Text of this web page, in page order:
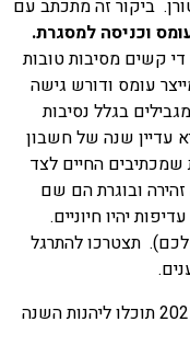
ביקור זה מתכתב עם
וכניסה למסגרת.
די קשים מסיבות טובות
עומס ודורש גישה
בגלל נסיבות
רצויות ועיכובים מתסכלים. 2022 היא עדיין שנה של חשבון
שמכתיבים החיים לצד
ובוגרת הם שם
יהיו חיוניים.
תצטרכו להתרגל
אם לא העמסתם מעבר ליכולתכם בשנת 2021 תוכלו ליהנות השנה